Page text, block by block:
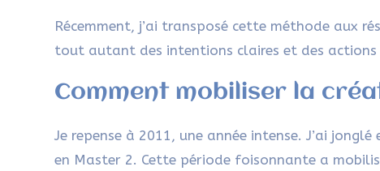
Récemment, j’ai transposé cette méthode aux
tout autant des intentions claires et des actions
Comment mobiliser la
Je repense à 2011, une année intense. J’ai
en Master 2. Cette période foisonnante a